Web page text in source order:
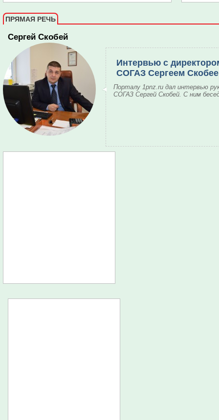
ПРЯМАЯ РЕЧЬ
Сергей Скобей
Интервью с
СОГАЗ Сергеем
Порталу 1pnz.ru дал интервью
СОГАЗ Сергей Скобей. С ним